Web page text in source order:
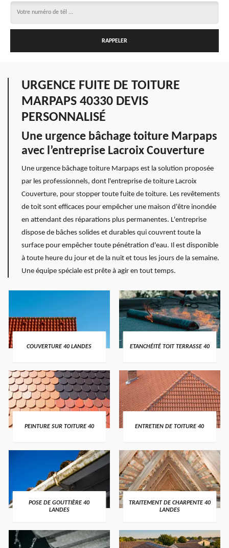
URGENCE FUITE DE TOITURE
MARPAPS 40330 DEVIS
PERSONNALISÉ
Une urgence bâchage toiture Marpaps
avec l’entreprise Lacroix Couverture
Une urgence bâchage toiture Marpaps est la solution proposée
par les professionnels, dont l'entreprise de toiture Lacroix
Couverture, pour stopper toute fuite de toiture. Les revêtements
de toit sont efficaces pour empêcher une maison d'être inondée
en attendant des réparations plus permanentes. L'entreprise
dispose de bâches solides et durables qui couvrent toute la
surface pour empêcher toute pénétration d'eau. Il est disponible
à toute heure du jour et de la nuit et tous les jours de la semaine.
Une équipe spéciale est prête à agir en tout temps.
COUVERTURE 40 LANDES ETANCHÉITÉ TOIT TERRASSE 40
PEINTURE SUR TOITURE 40 ENTRETIEN DE TOITURE 40
POSE DE GOUTTIÈRE 40
LANDES
TRAITEMENT DE CHARPENTE 40
LANDES